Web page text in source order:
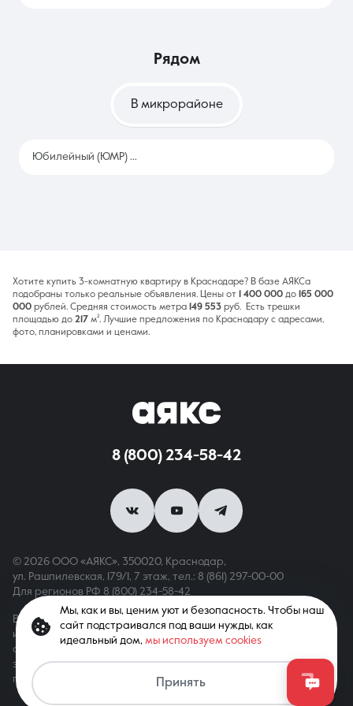
рядом
В микрорайоне
Юбилейный (ЮМР)
Хотите купить 3-комнатную квартиру в Краснодаре? В базе АЯКСа
подобраны только реальные объявления. Цены от
1 400 000 до 165 000
000 рублей. Средняя стоимость метра 149 553 руб. Есть трешки
площадью до 217 м². Лучшие предложения по Краснодару с адресами,
фото, планировками и ценами.
8 (800) 234-58-42
© 2026 ООО «АЯКС», 350020, Краснодар,
ул. Рашпилевская, 179/1, 7 этаж, тел.: 8 (861) 297-00-00
Для регионов РФ 8 (800) 234-58-42
Вся информация, опубликованная на сайте, носит только
информационный характер и не является публичной офертой,
определяемой положениями ст. 437 ГК РФ. Все права
защищены. При копировании материалов с сайта
гиперссылка обязательна
Мы, как и вы, ценим уют и безопасность. Чтобы наш
сайт подстраивался под ваши нужды, как
идеальный дом, мы используем cookies
Принять